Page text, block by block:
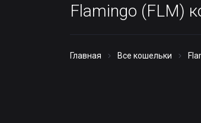
Flamingo (FLM)
Главная Все кошельки